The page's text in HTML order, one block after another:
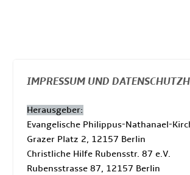
IMPRESSUM UND
Herausgeber:
Evangelische Philippus-Nathanael-
Grazer Platz 2, 12157 Berlin
Christliche Hilfe Rubensstr. 87 e.V.
Rubensstrasse 87, 12157 Berlin